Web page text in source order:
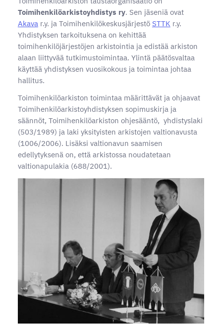
Toimihenkilöarkistoyhdistys ry. Sen jäseniä ovat
Akava r.y. ja Toimihenkilökeskusjärjestö STTK r.y.
Yhdistyksen tarkoituksena on kehittää
toimihenkilöjärjestöjen arkistointia ja edistää arkiston
alaan liittyvää tutkimustoimintaa. Ylintä päätösvaltaa
käyttää yhdistyksen vuosikokous ja toimintaa johtaa
hallitus.
Toimihenkilöarkiston toimintaa määrittävät ja ohjaavat
Toimihenkilöarkistoyhdistyksen sopimuskirja ja
säännöt, Toimihenkilöarkiston ohjesääntö, yhdistyslaki
(503/1989) ja laki yksityisten arkistojen valtionavusta
(1006/2006). Lisäksi valtionavun saamisen
edellytyksenä on, että arkistossa noudatetaan
valtionapulakia (688/2001).